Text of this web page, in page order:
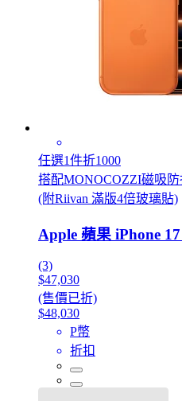
任選1件折1000
搭配MONOCOZZI磁吸
(附Riivan 滿版4倍玻璃貼)
Apple 蘋果 iPhone
(3)
$47,030
(售價已折)
$48,030
P幣
折扣